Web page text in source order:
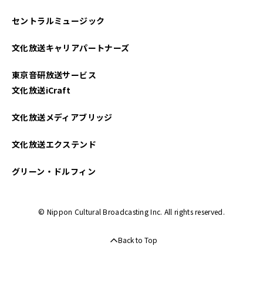
セントラルミュージック
文化放送キャリアパートナーズ
東京音研放送サービス
文化放送iCraft
文化放送メディアブリッジ
文化放送エクステンド
グリーン・ドルフィン
© Nippon Cultural Broadcasting Inc. All rights reserved.
Back to Top